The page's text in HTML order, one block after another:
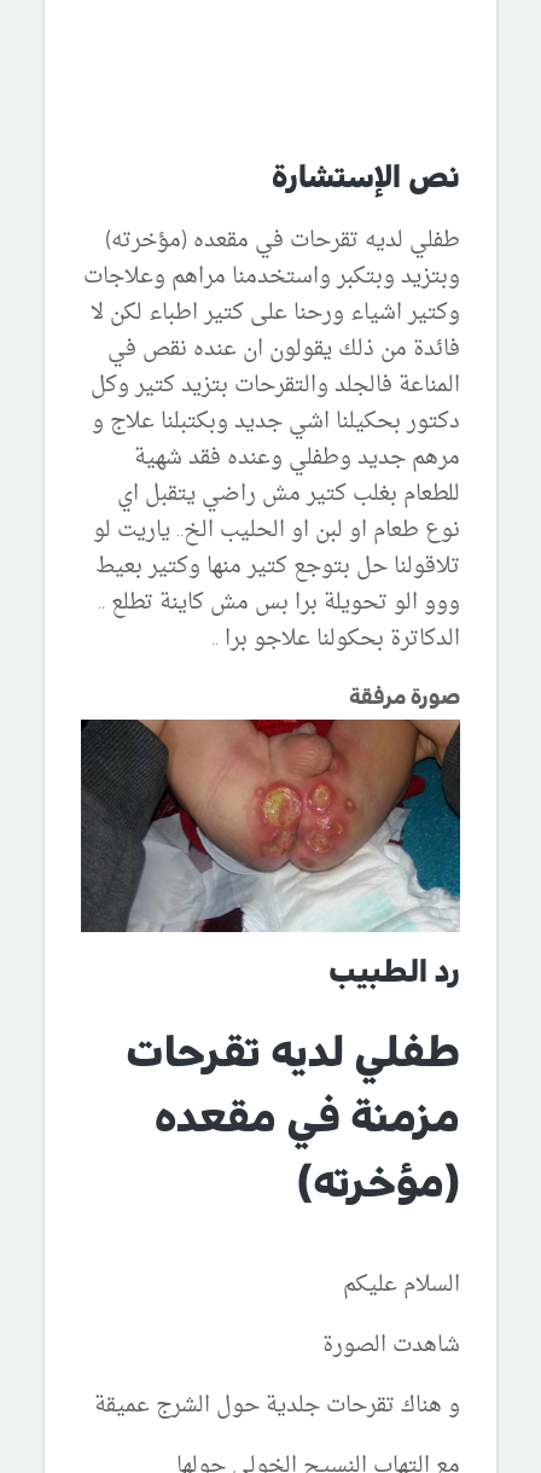
نص الإستشارة
طفلي لديه تقرحات في مقعده (مؤخرته)
وبتزيد وبتكبر واستخدمنا مراهم وعلاجات
وكتير اشياء ورحنا على كتير اطباء لكن لا
فائدة من ذلك يقولون ان عنده نقص في
المناعة فالجلد والتقرحات بتزيد كتير وكل
دكتور بحكيلنا اشي جديد وبكتبلنا علاج و
مرهم جديد وطفلي وعنده فقد شهية
للطعام بغلب كتير مش راضي يتقبل اي
نوع طعام او لبن او الحليب الخ.. ياريت لو
تلاقولنا حل بتوجع كتير منها وكتير بعيط
ووو الو تحويلة برا بس مش كاينة تطلع ..
الدكاترة بحكولنا علاجو برا ..
صورة مرفقة
رد الطبيب
طفلي لديه تقرحات
مزمنة في مقعده
(مؤخرته)
السلام عليكم
شاهدت الصورة
و هناك تقرحات جلدية حول الشرج عميقة